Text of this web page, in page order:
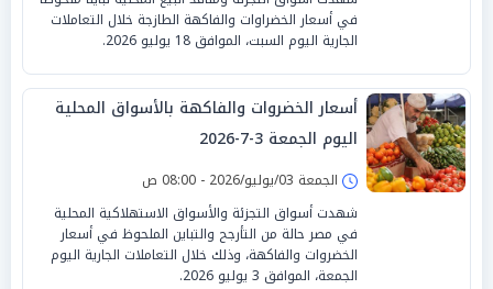
في أسعار الخضراوات والفاكهة الطازجة خلال التعاملات
الجارية اليوم السبت، الموافق 18 يوليو 2026.
أسعار الخضروات والفاكهة بالأسواق المحلية
اليوم الجمعة 3-7-2026
الجمعة 03/يوليو/2026 - 08:00 ص
شهدت أسواق التجزئة والأسواق الاستهلاكية المحلية
في مصر حالة من التأرجح والتباين الملحوظ في أسعار
الخضروات والفاكهة، وذلك خلال التعاملات الجارية اليوم
الجمعة، الموافق 3 يوليو 2026.